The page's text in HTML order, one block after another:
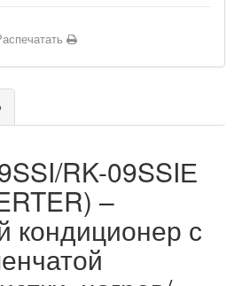
RK-09SSIЕ
–
кондиционер с